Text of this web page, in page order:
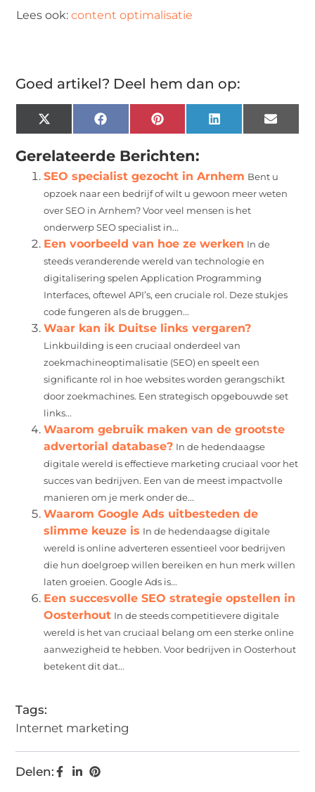
Lees ook:content optimalisatie
Goed artikel? Deel hem dan op:
X
(Twitter)
FacebookPinterest LinkedIn Email
Gerelateerde Berichten:
SEO specialist gezocht in Arnhem Bent u
opzoek naar een bedrijf of wilt u gewoon meer weten
over SEO in Arnhem? Voor veel mensen is het
onderwerp SEO specialist in...
Een voorbeeld van hoe ze werken In de
steeds veranderende wereld van technologie en
digitalisering spelen Application Programming
Interfaces, oftewel API’s, een cruciale rol. Deze stukjes
code fungeren als de bruggen...
Waar kan ik Duitse links vergaren?
Linkbuilding is een cruciaal onderdeel van
zoekmachineoptimalisatie (SEO) en speelt een
significante rol in hoe websites worden gerangschikt
door zoekmachines. Een strategisch opgebouwde set
links...
Waarom gebruik maken van de grootste
advertorial database? In de hedendaagse
digitale wereld is effectieve marketing cruciaal voor het
succes van bedrijven. Een van de meest impactvolle
manieren om je merk onder de...
Waarom Google Ads uitbesteden de
slimme keuze is In de hedendaagse digitale
wereld is online adverteren essentieel voor bedrijven
die hun doelgroep willen bereiken en hun merk willen
laten groeien. Google Ads is...
Een succesvolle SEO strategie opstellen in
Oosterhout In de steeds competitievere digitale
wereld is het van cruciaal belang om een sterke online
aanwezigheid te hebben. Voor bedrijven in Oosterhout
betekent dit dat...
Tags:
Internet marketing
Delen: